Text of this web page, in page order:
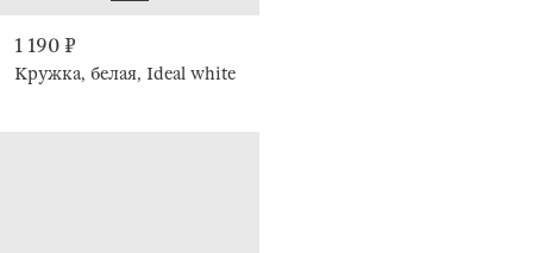
1 190 ₽
Кружка, белая, Ideal white